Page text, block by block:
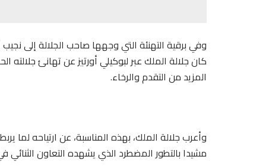
وفي برقية التهنئة التي وجهها صاحب الجلالة إلى نجيب
كان جلالة الملك عبر لبوكيلي أورتيز عن تهانئ
المزيد من التقدم والرخاء.
وأعرب جلالة الملك، بهذه المناسبة، عن ارتياحه لما
مشيدا بالتطور المضطرد الذي يشهده التعاون